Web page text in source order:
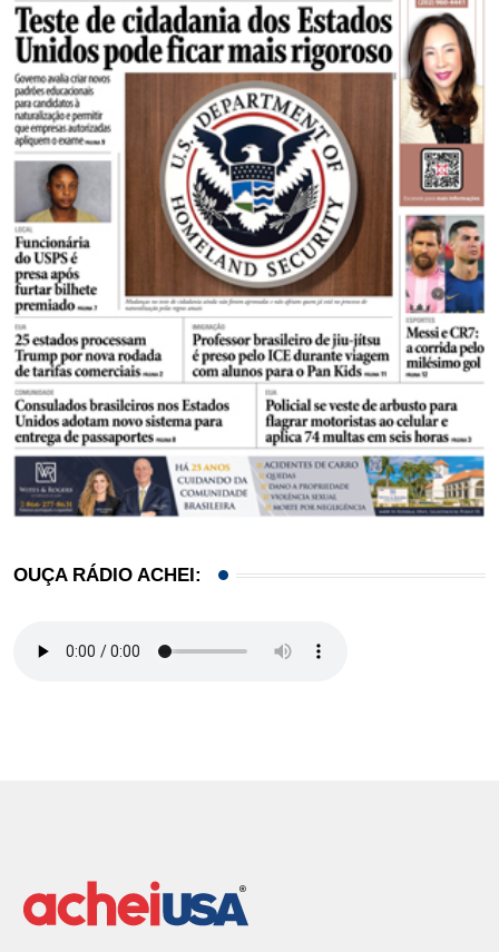
OUÇA RÁDIO ACHEI: